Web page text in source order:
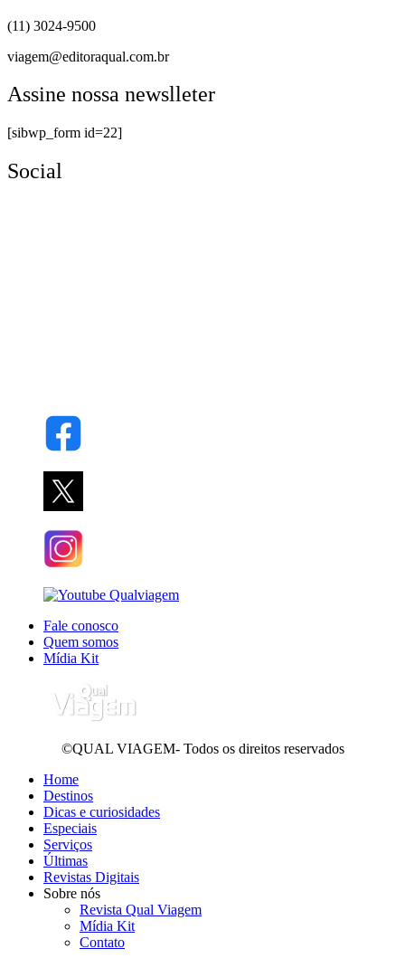
(11) 3024-9500
viagem@editoraqual.com.br
Assine nossa newslleter
[sibwp_form id=22]
Social
Fale conosco
Quem somos
Mídia Kit
©QUAL VIAGEM- Todos os direitos reservados
Home
Destinos
Dicas e curiosidades
Especiais
Serviços
Últimas
Revistas Digitais
Sobre nós
Revista Qual Viagem
Mídia Kit
Contato